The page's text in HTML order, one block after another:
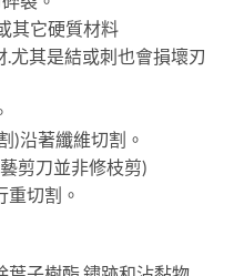
其它硬質材料
尤其是結或刺也會損壞刃
)沿著纖維切割。
剪刀並非修枝剪)
切割。